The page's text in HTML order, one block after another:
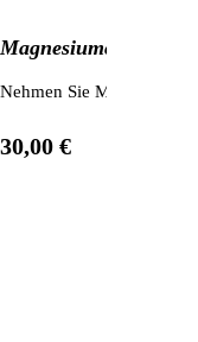
Magnesiumchlorid
Nehmen Sie Magnesium
30,00 €